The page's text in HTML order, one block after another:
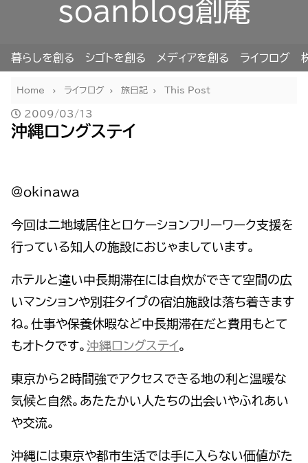
soanblog創庵
暮らしを創る シゴトを創る メディアを創る ライフログ
Home ライフログ 旅日記 This Post
2009/03/13
沖縄ロングステイ
@okinawa
今回は二地域居住とロケーションフリーワーク支援を
行っている知人の施設におじゃましています。
ホテルと違い中長期滞在には自炊ができて空間の広
いマンションや別荘タイプの宿泊施設は落ち着きます
ね。仕事や保養休暇など中長期滞在だと費用もとて
もオトクです。 沖縄ロングステイ。
東京から2時間強でアクセスできる地の利と温暖な
気候と自然。あたたかい人たちの出会いやふれあい
や交流。
沖縄には東京や都市生活では手に入らない価値がた